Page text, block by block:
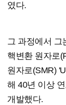
였다.
그 과정에서 그
핵변환 원자로
원자로(SMR)
해 40년 이상
개발했다.